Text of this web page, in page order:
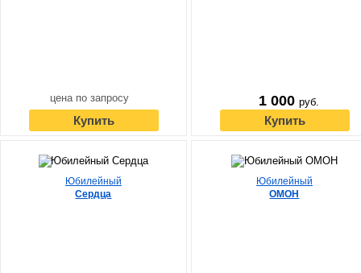
цена по запросу
Купить
1 000 руб.
Купить
Юбилейный
Сердца
Юбилейный
ОМОН